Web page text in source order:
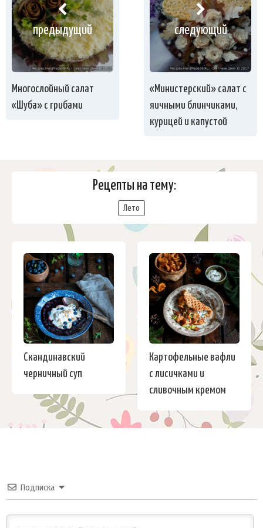
предыдущий
Многослойный салат
«Шуба» с грибами
следующий
«Министерский» салат с
яичными блинчиками,
курицей и капустой
Рецепты на тему:
Лето
Скандинавский
черничный суп
Картофельные вафли
с лисичками и
сливочным кремом
Подписка